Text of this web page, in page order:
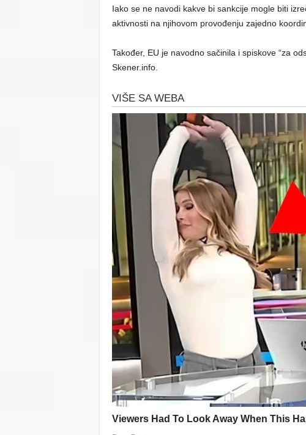
Iako se ne navodi kakve bi sankcije mogle biti
aktivnosti na njihovom provođenju zajedno
Također, EU je navodno sačinila i spiskove “za
Skener.info.